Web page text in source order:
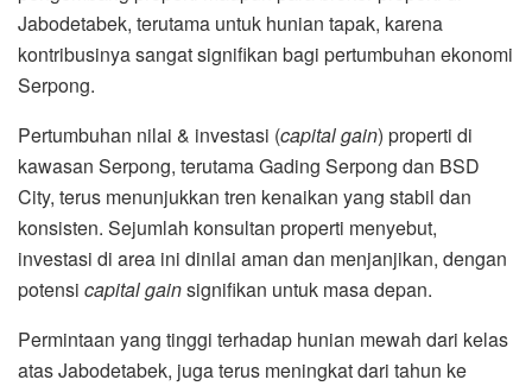
Jabodetabek, terutama untuk hunian tapak, karena
kontribusinya sangat signifikan bagi pertumbuhan ekonomi
Serpong.
Pertumbuhan nilai & investasi (capital gain) properti di
kawasan Serpong, terutama Gading Serpong dan BSD
City, terus menunjukkan tren kenaikan yang stabil dan
konsisten. Sejumlah konsultan properti menyebut,
investasi di area ini dinilai aman dan menjanjikan, dengan
potensi capital gainsignifikan untuk masa depan.
Permintaan yang tinggi terhadap hunian mewah dari kelas
atas Jabodetabek, juga terus meningkat dari tahun ke